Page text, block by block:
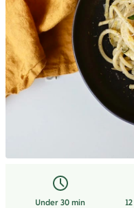
Under 30 min 12